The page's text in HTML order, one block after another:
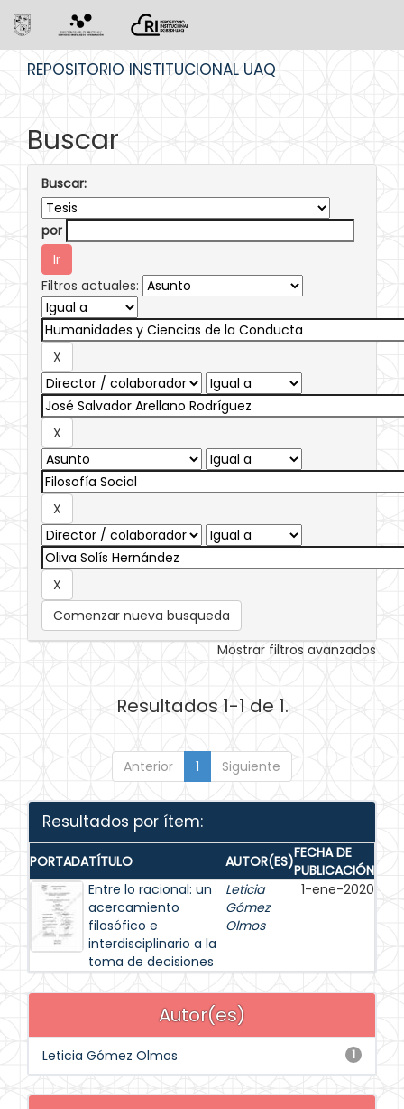
REPOSITORIO INSTITUCIONAL UAQ
Buscar
Buscar:
por
Filtros actuales:
Comenzar nueva busqueda
Mostrar filtros avanzados
Resultados 1-1 de 1.
Anterior 1 Siguiente
Resultados por ítem:
PORTADATÍTULO AUTOR(ES)FECHA DE
PUBLICACIÓN
Entre lo racional: un
acercamiento
filosófico e
interdisciplinario a la
toma de decisiones
Leticia
Gómez
Olmos
1-ene-2020
Autor(es)
1
Leticia Gómez Olmos